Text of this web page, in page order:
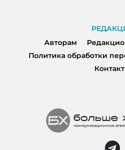
Авторам
Политика обработки